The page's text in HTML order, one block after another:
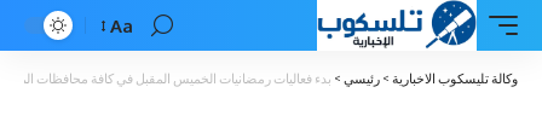
Font
Resizer
Aa
وكالة تليسكوب الاخبارية > رئيسي > بدء فعاليات رمضانيات الخميس المقبل في كافة محافظات